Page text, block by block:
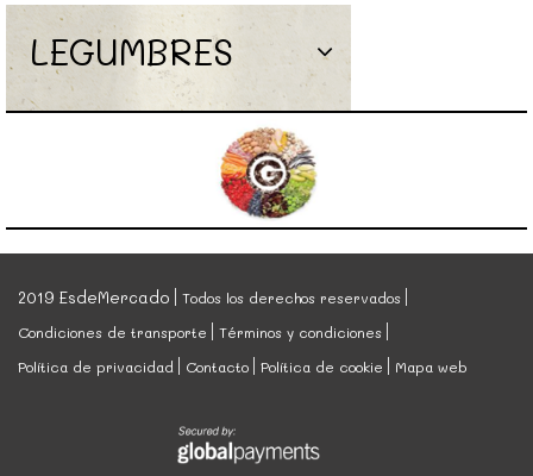
LEGUMBRES
2019 EsdeMercado
Todos los derechos reservados
Condiciones de transporte
Términos y condiciones
Política de privacidad
Contacto Política de cookie Mapa web